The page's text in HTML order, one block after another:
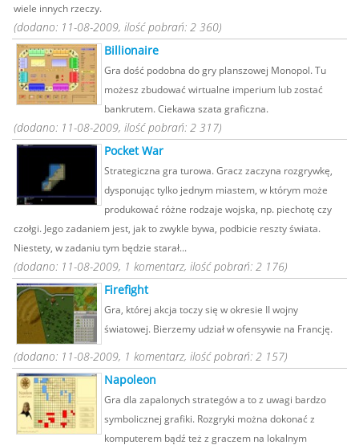
wiele innych rzeczy.
(dodano: 11-08-2009, ilość pobrań: 2 360)
Billionaire
Gra dość podobna do gry planszowej Monopol. Tu
możesz zbudować wirtualne imperium lub zostać
bankrutem. Ciekawa szata graficzna.
(dodano: 11-08-2009, ilość pobrań: 2 317)
Pocket War
Strategiczna gra turowa. Gracz zaczyna rozgrywkę,
dysponując tylko jednym miastem, w którym może
produkować różne rodzaje wojska, np. piechotę czy
czołgi. Jego zadaniem jest, jak to zwykle bywa, podbicie reszty świata.
Niestety, w zadaniu tym będzie starał...
(dodano: 11-08-2009, 1 komentarz, ilość pobrań: 2 176)
Firefight
Gra, której akcja toczy się w okresie II wojny
światowej. Bierzemy udział w ofensywie na Francję.
(dodano: 11-08-2009, 1 komentarz, ilość pobrań: 2 157)
Napoleon
Gra dla zapalonych strategów a to z uwagi bardzo
symbolicznej grafiki. Rozgryki można dokonać z
komputerem bądź też z graczem na lokalnym